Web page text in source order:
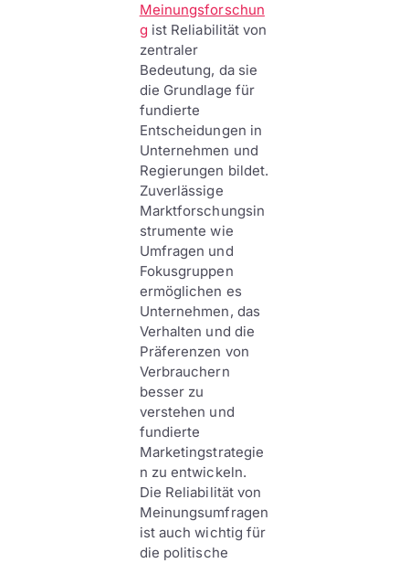
Meinungsforschun
g ist Reliabilität von
zentraler
Bedeutung, da sie
die Grundlage für
fundierte
Entscheidungen in
Unternehmen und
Regierungen bildet.
Zuverlässige
Marktforschungsin
strumente wie
Umfragen und
Fokusgruppen
ermöglichen es
Unternehmen, das
Verhalten und die
Präferenzen von
Verbrauchern
besser zu
verstehen und
fundierte
Marketingstrategie
n zu entwickeln.
Die Reliabilität von
Meinungsumfragen
ist auch wichtig für
die politische